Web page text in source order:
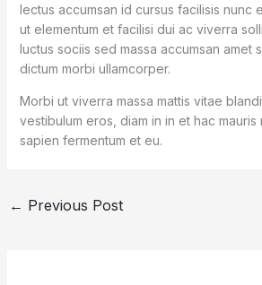
lectus accumsan id cursus facilisis nunc
ut elementum et facilisi dui ac viverra
luctus sociis sed massa accumsan amet
dictum morbi ullamcorper.
Morbi ut viverra massa mattis vitae
vestibulum eros, diam in in et hac mauris
sapien fermentum et eu.
← Previous Post